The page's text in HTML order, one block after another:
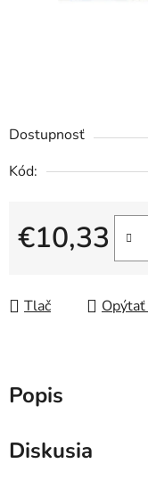
Dostupnosť
Kód:
€10,33
Jednotková cena:
Tlač Opýtať
Popis
Diskusia